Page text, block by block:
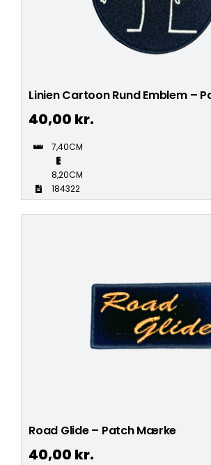
Linien Cartoon Rund Emblem –
40,00 kr.
7,40CM
8,20CM
184322
Road Glide – Patch Mærke
40,00 kr.